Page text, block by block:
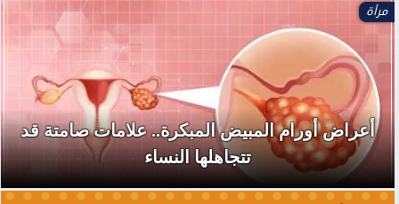
مرأة
أعراض أورام المبيض المبكرة.. علامات صامتة قد
تتجاهلها النساء